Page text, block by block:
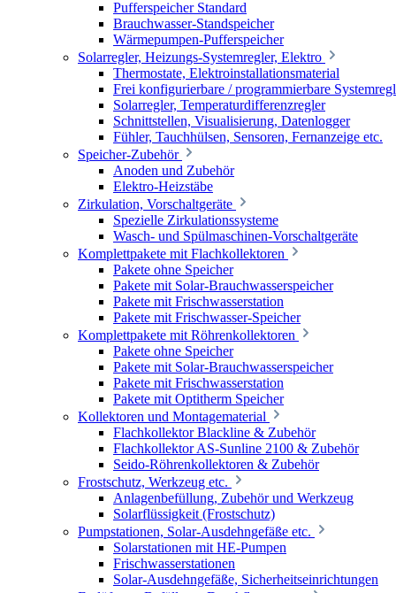
Pufferspeicher Standard
Brauchwasser-Standspeicher
Wärmepumpen-Pufferspeicher
Solarregler, Heizungs-Systemregler, Elektro
Thermostate, Elektroinstallationsmaterial
Frei konfigurierbare / programmierbare
Solarregler, Temperaturdifferenzregler
Schnittstellen, Visualisierung, Datenlogger
Fühler, Tauchhülsen, Sensoren, Fernanzeige etc.
Speicher-Zubehör
Anoden und Zubehör
Elektro-Heizstäbe
Zirkulation, Vorschaltgeräte
Spezielle Zirkulationssysteme
Wasch- und Spülmaschinen-Vorschaltgeräte
Komplettpakete mit Flachkollektoren
Pakete ohne Speicher
Pakete mit Solar-Brauchwasserspeicher
Pakete mit Frischwasserstation
Pakete mit Frischwasser-Speicher
Komplettpakete mit Röhrenkollektoren
Pakete ohne Speicher
Pakete mit Solar-Brauchwasserspeicher
Pakete mit Frischwasserstation
Pakete mit Optitherm Speicher
Kollektoren und Montagematerial
Flachkollektor Blackline & Zubehör
Flachkollektor AS-Sunline 2100 & Zubehör
Seido-Röhrenkollektoren & Zubehör
Frostschutz, Werkzeug etc.
Anlagenbefüllung, Zubehör und Werkzeug
Solarflüssigkeit (Frostschutz)
Pumpstationen, Solar-Ausdehngefäße etc.
Solarstationen mit HE-Pumpen
Frischwasserstationen
Solar-Ausdehngefäße, Sicherheitseinrichtungen